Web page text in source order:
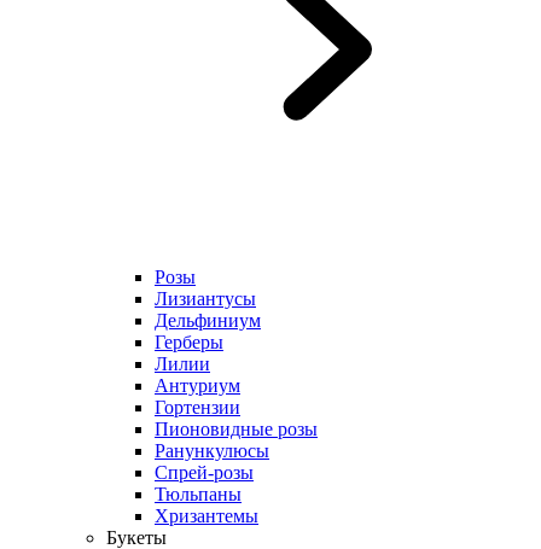
Розы
Лизиантусы
Дельфиниум
Герберы
Лилии
Антуриум
Гортензии
Пионовидные розы
Ранункулюсы
Спрей-розы
Тюльпаны
Хризантемы
Букеты